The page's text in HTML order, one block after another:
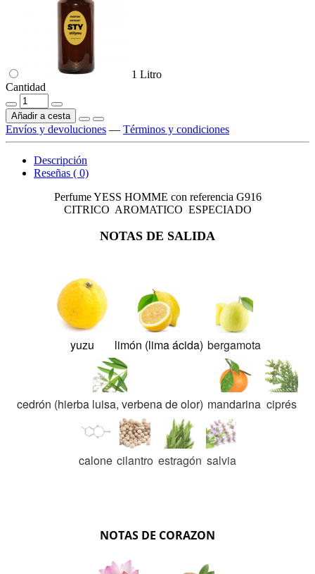
1 Litro
Cantidad
Añadir a cesta
Envíos y devoluciones — Términos y condiciones
Descripción
Reseñas ( 0)
Perfume YESS HOMME con referencia G916
CITRICO AROMATICO ESPECIADO
NOTAS DE SALIDA
yuzu limón (lima ácida) bergamota
cedrón (hierba luisa, verbena de olor) mandarina ciprés
calone cilantro estragón salvia
NOTAS DE CORAZON